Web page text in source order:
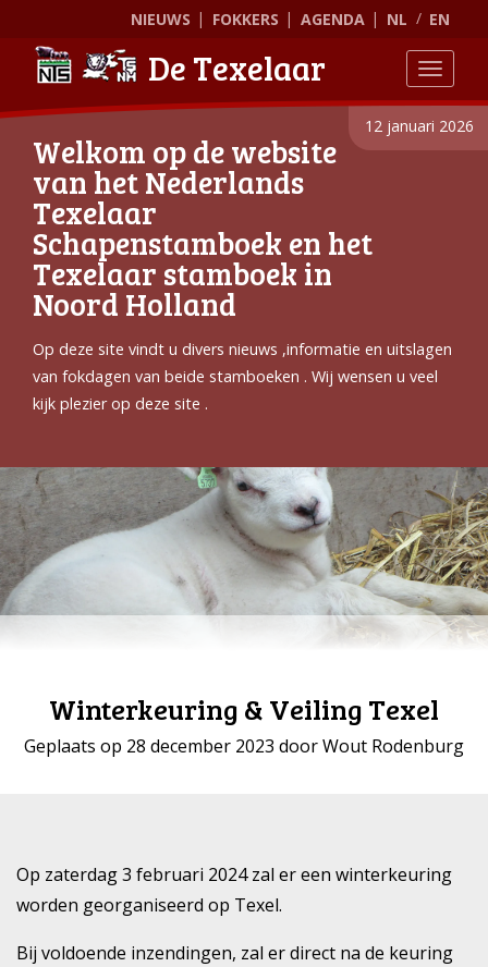
NIEUWS FOKKERS AGENDA NL EN
De Texelaar
12 januari 2026
Welkom op de website
van het Nederlands
Texelaar
Schapenstamboek en het
Texelaar stamboek in
Noord Holland
Op deze site vindt u divers nieuws ,informatie en uitslagen
van fokdagen van beide stamboeken . Wij wensen u veel
kijk plezier op deze site .
Winterkeuring & Veiling Texel
Geplaats op 28 december 2023 door Wout Rodenburg
Op zaterdag 3 februari 2024 zal er een winterkeuring
worden georganiseerd op Texel.
Bij voldoende inzendingen, zal er direct na de keuring